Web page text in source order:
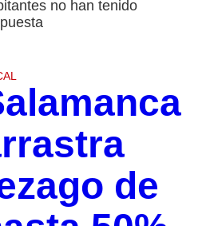
no han tenido
de